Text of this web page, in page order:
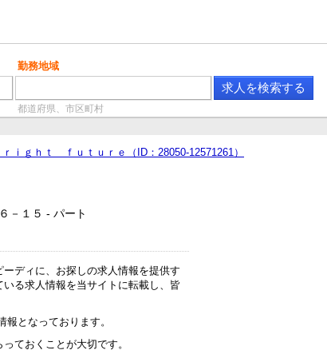
勤務地域
都道府県、市区町村
ｉｇｈｔ ｆｕｔｕｒｅ（ID：28050-12571261）
－１５ - パート
ディに、お探しの求人情報を提供す
いる求人情報を当サイトに転載し、皆
報となっております。
ておくことが大切です。